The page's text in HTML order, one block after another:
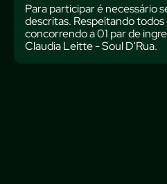
Para participar é necessário
descritas. Respeitando
concorrendo a 01 par de
Claudia Leitte - Soul D'Rua.